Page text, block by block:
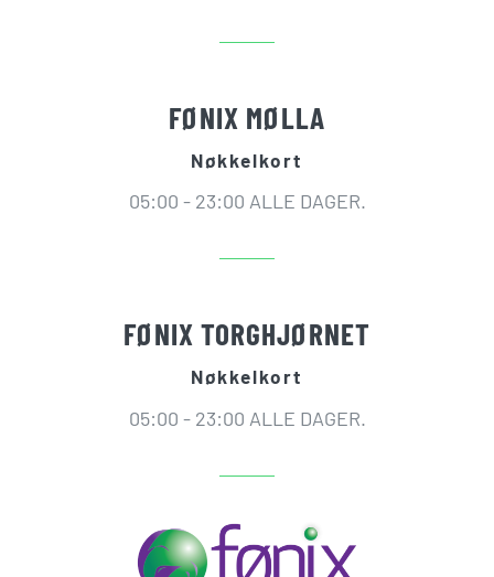
FØNIX MØLLA
Nøkkelkort
05:00 - 23:00 ALLE DAGER.
FØNIX TORGHJØRNET
Nøkkelkort
05:00 - 23:00 ALLE DAGER.